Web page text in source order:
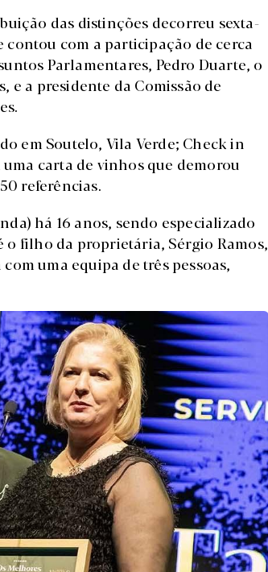
das distinções decorreu sexta-
com a participação de cerca
Parlamentares, Pedro Duarte, o
e a presidente da Comissão de
em Soutelo, Vila Verde; Check in
uma carta de vinhos que demorou
referências.
há 16 anos, sendo especializado
filho da proprietária, Sérgio Ramos,
uma equipa de três pessoas,